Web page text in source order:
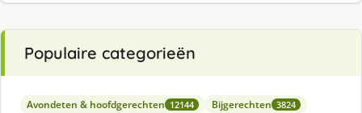
Populaire categorieën
Avondeten & hoofdgerechten 12144 Bijgerechten 3824